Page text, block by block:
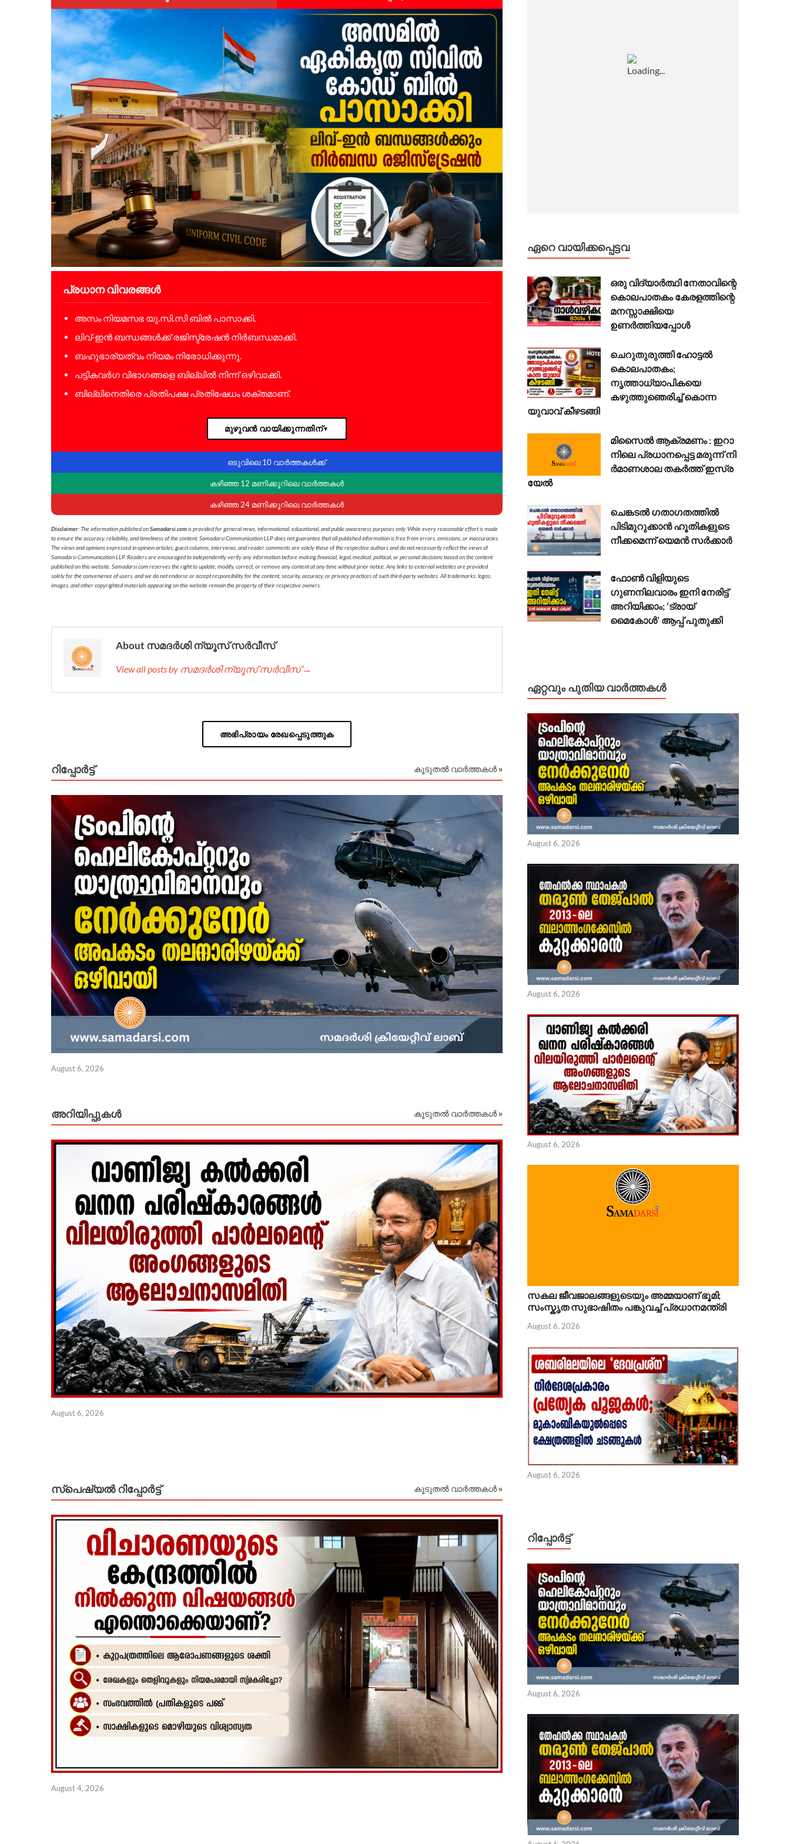
പ്രധാന വിവരങ്ങൾ
അസം നിയമസഭ യു.സി.സി ബിൽ പാസാക്കി.
ലിവ്-ഇൻ ബന്ധങ്ങൾക്ക് രജിസ്ട്രേഷൻ നിർബന്ധമാക്കി.
ബഹുഭാര്യത്വം നിയമം നിരോധിക്കുന്നു.
പട്ടികവർഗ വിഭാഗങ്ങളെ ബില്ലിൽ നിന്ന് ഒഴിവാക്കി.
ബില്ലിനെതിരെ പ്രതിപക്ഷ പ്രതിഷേധം ശക്തമാണ്.
മുഴുവൻ വായിക്കുന്നതിന്▼
ഒടുവിലെ 10 വാർത്തകൾക്ക്
കഴിഞ്ഞ 12 മണിക്കൂറിലെ വാർത്തകൾ
കഴിഞ്ഞ 24 മണിക്കൂറിലെ വാർത്തകൾ
Disclaimer: The information published onSamadarsi.comis provided for general news, informational, educational, and public awareness purposes only. While every reasonable effort is made
to ensure the accuracy, reliability, and timeliness of the content, Samadarsi Communication LLP does not guarantee that all published information is free from errors, omissions, or inaccuracies.
The views and opinions expressed in opinion articles, guest columns, interviews, and reader comments are solely those of the respective authors and do not necessarily reflect the views of
Samadarsi Communication LLP. Readers are encouraged to independently verify any information before making financial, legal, medical, political, or personal decisions based on the content
published on this website. Samadarsi.com reserves the right to update, modify, correct, or remove any content at any time without prior notice. Any links to external websites are provided
solely for the convenience of users, and we do not endorse or accept responsibility for the content, security, accuracy, or privacy practices of such third-party websites. All trademarks, logos,
images, and other copyrighted materials appearing on this website remain the property of their respective owners.
About സമദർശി ന്യൂസ് സർവീസ്
View all posts by സമദർശി ന്യൂസ് സർവീസ് →
അഭിപ്രായം രേഖപ്പെടുത്തുക
റിപ്പോര്‍ട്ട് കൂടുതൽ വാർത്തകൾ »
August 6, 2026
അറിയിപ്പുകള്‍ കൂടുതൽ വാർത്തകൾ »
August 6, 2026 സകല ജീവജാലങ്ങളുടെയും അമ്മയാണ് ഭൂമി; സംസ്കൃത
August 6, 2026
സ്പെഷ്യൽ റിപ്പോര്‍ട്ട് കൂടുതൽ വാർത്തകൾ »
August 4, 2026 August 4, 2026
ഏറെ വായിക്കപ്പെട്ടവ
ഒരു വിദ്യാർത്ഥി നേതാവിന്റെ
കൊലപാതകം കേരളത്തിന്റെ
മനസ്സാക്ഷിയെ
ഉണർത്തിയപ്പോൾ
ചെറുതുരുത്തി ഹോട്ടൽ
കൊലപാതകം;
നൃത്താധ്യാപികയെ
കഴുത്തുഞെരിച്ച് കൊന്ന
യുവാവ് കീഴടങ്ങി
മി​സൈ​ൽ ആ​ക്ര​മ​ണം : ഇ​റാ​
നി​ലെ പ്ര​ധാ​ന​പ്പെ​ട്ട മ​രു​ന്ന് നി​
ര്‍​മാ​ണ​ശാ​ല ത​ക​ർ​ത്ത് ഇ​സ്ര​
യേ​ൽ
ചെങ്കടൽ ഗതാഗതത്തിൽ
പിടിമുറുക്കാൻ ഹൂതികളുടെ
നീക്കമെന്ന് യെമൻ സർക്കാർ
ഫോൺ വിളിയുടെ
ഗുണനിലവാരം ഇനി നേരിട്ട്
അറിയിക്കാം; ‘ട്രായ്
മൈകോൾ’ ആപ്പ് പുതുക്കി
ഏറ്റവും പുതിയ വാർത്തകൾ
August 6, 2026
August 6, 2026
August 6, 2026
സകല ജീവജാലങ്ങളുടെയും അമ്മയാണ് ഭൂമി;
സംസ്കൃത സുഭാഷിതം പങ്കുവച്ച് പ്രധാനമന്ത്രി
August 6, 2026
August 6, 2026
റിപ്പോര്‍ട്ട്
August 6, 2026